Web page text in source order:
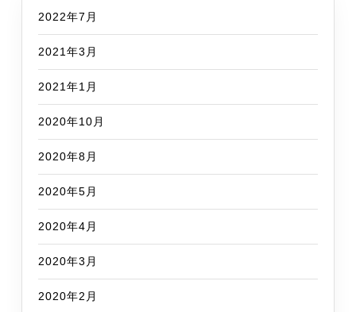
2022年7月
2021年3月
2021年1月
2020年10月
2020年8月
2020年5月
2020年4月
2020年3月
2020年2月